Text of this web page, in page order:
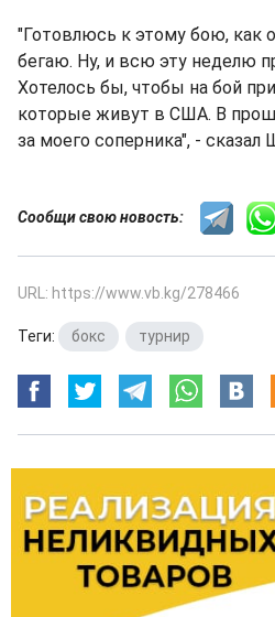
"Готовлюсь к этому бою, как
бегаю. Ну, и всю эту неделю
Хотелось бы, чтобы на бой
которые живут в США. В
за моего соперника", - сказал
Сообщи свою новость:
URL: https://www.vb.kg/278466
Теги: бокс турнир